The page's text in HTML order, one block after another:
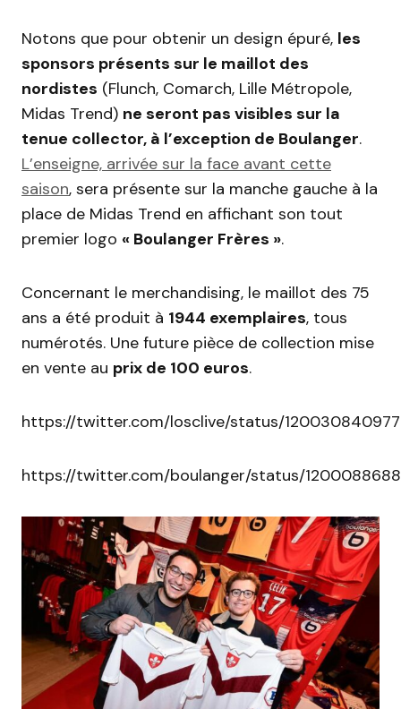
Notons que pour obtenir un design épuré, les
sponsors présents sur le maillot des
nordistes (Flunch, Comarch, Lille Métropole,
Midas Trend) ne seront pas visibles sur la
tenue collector, à l’exception de Boulanger.
L’enseigne, arrivée sur la face avant cette
saison, sera présente sur la manche gauche à la
place de Midas Trend en affichant son tout
premier logo « Boulanger Frères ».
Concernant le merchandising, le maillot des 75
ans a été produit à 1944 exemplaires, tous
numérotés. Une future pièce de collection mise
en vente au prix de 100 euros.
https://twitter.com/losclive/status/
https://twitter.com/boulanger/status/